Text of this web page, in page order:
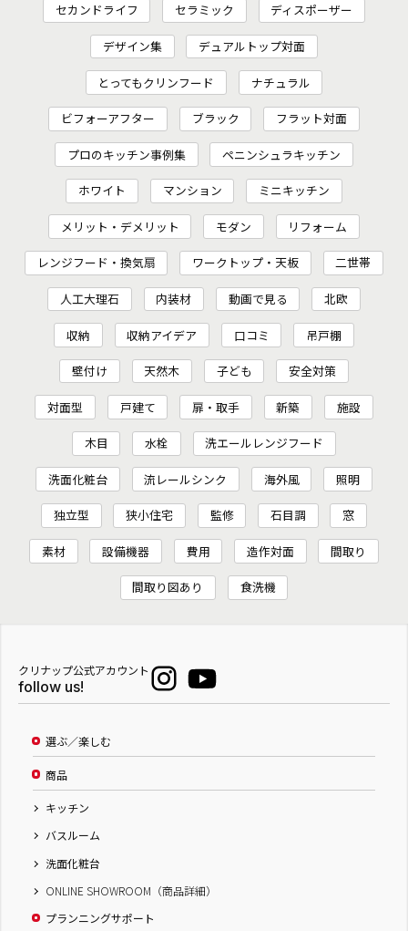
セカンドライフ セラミック ディスポーザー
デザイン集 デュアルトップ対面
とってもクリンフード ナチュラル
ビフォーアフター ブラック フラット対面
プロのキッチン事例集 ペニンシュラキッチン
ホワイト マンション ミニキッチン
メリット・デメリット モダン リフォーム
レンジフード・換気扇 ワークトップ・天板 二世帯
人工大理石 内装材 動画で見る 北欧
収納 収納アイデア 口コミ 吊戸棚
壁付け 天然木 子ども 安全対策
対面型 戸建て 扉・取手 新築 施設
木目 水栓 洗エールレンジフード
洗面化粧台 流レールシンク 海外風 照明
独立型 狭小住宅 監修 石目調 窓
素材 設備機器 費用 造作対面 間取り
間取り図あり 食洗機
クリナップ公式アカウント
follow us!
選ぶ／楽しむ
商品
キッチン
バスルーム
洗面化粧台
ONLINE SHOWROOM（商品詳細）
プランニングサポート